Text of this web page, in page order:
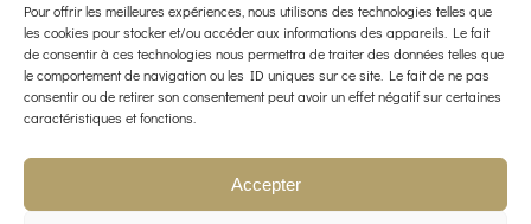
Pour offrir les meilleures expériences, nous utilisons des technologies telles que
les cookies pour stocker et/ou accéder aux informations des appareils. Le fait
de consentir à ces technologies nous permettra de traiter des données telles que
le comportement de navigation ou les ID uniques sur ce site. Le fait de ne pas
consentir ou de retirer son consentement peut avoir un effet négatif sur certaines
caractéristiques et fonctions.
Accepter